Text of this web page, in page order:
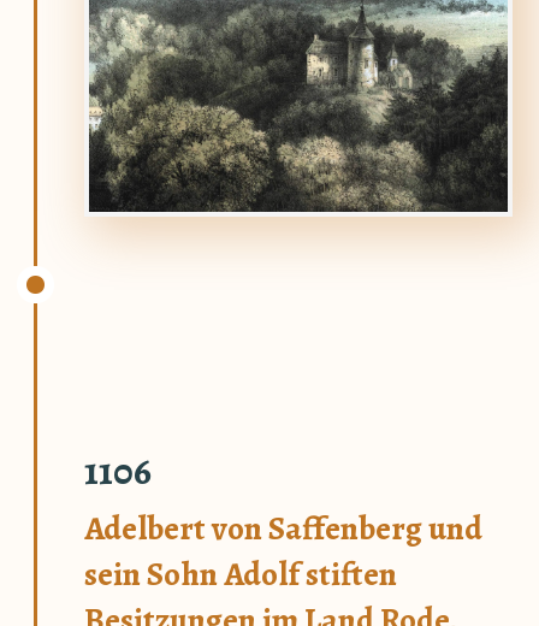
1106
Adelbert von Saffenberg und
sein Sohn Adolf stiften